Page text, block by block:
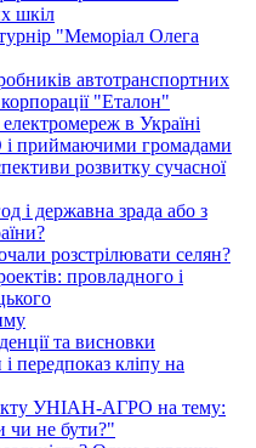
шкіл
"Меморіал Олега
автотранспортних
"Еталон"
в Україні
і приймаючими громадами
розвитку сучасної
і державна зрада або з
розстрілювати селян?
провладного і
та висновки
передпоказ кліпу на
УНІАН-АГРО на тему:
чи не бути?"